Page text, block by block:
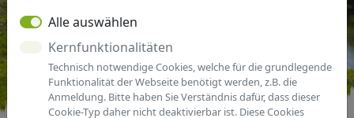
Alle auswählen
Kernfunktionalitäten
Technisch notwendige Cookies, welche für die grundlegende
Funktionalität der Webseite benötigt werden, z.B. die
Anmeldung. Bitte haben Sie Verständnis dafür, dass dieser
Cookie-Typ daher nicht deaktivierbar ist. Diese Cookies